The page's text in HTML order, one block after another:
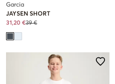
Garcia
JAYSEN SHORT
31,20 €39 €